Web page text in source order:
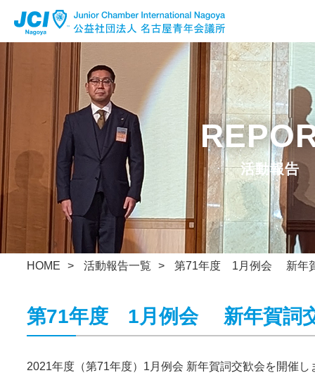
公益社団法人 名古屋青年会議所
Facebook Instagram x
活動報告
HOME 活動報告一覧 第71年度 1月例会 新年
第71年度 1月例会 新年賀詞
2021年度（第71年度）1月例会 新年賀詞交歓会を開催し